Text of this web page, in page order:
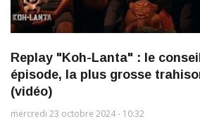
Replay "Koh-Lanta" : le
épisode, la plus grosse
(vidéo)
mercredi 23 octobre 2024 - 10:32